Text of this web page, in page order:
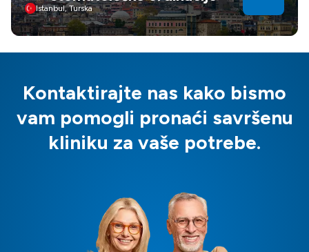
Istanbul, Turska
Kontaktirajte nas kako bismo
vam pomogli pronaći savršenu
kliniku za vaše potrebe.